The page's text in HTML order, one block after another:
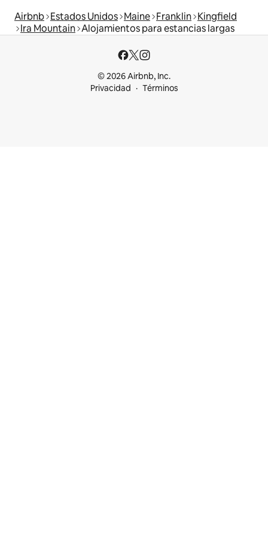
Airbnb Estados Unidos Maine Franklin Kingfield
Ira Mountain Alojamientos para estancias largas
© 2026 Airbnb, Inc.
Privacidad
Términos